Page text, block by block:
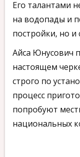
Его талантами
на водопады и
постройки, но и
Айса Юнусович
настоящем
строго по
процесс
попробуют
национальных